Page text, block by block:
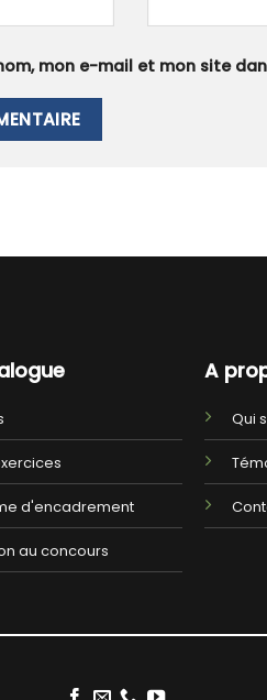
mon e-mail et mon site
d'encadrement
au concours
A
Qui